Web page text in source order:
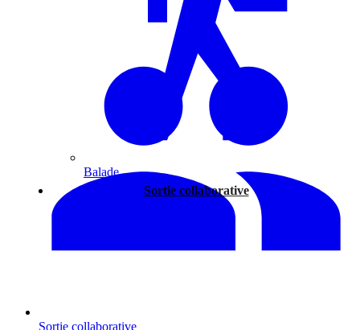
Balade
Sortie collaborative
Sortie collaborative